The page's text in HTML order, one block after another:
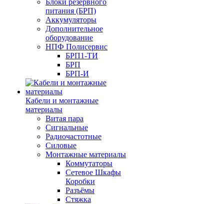
Блоки резервного
питания (БРП)
Аккумуляторы
Дополнительное
оборудование
НПФ Полисервис
БРП1-ТИ
БРП
БРП-И
Кабели и монтажные
материалы
Витая пара
Сигнальные
Радиочастотные
Силовые
Монтажные материалы
Коммутаторы
Сетевое Шкафы
Коробки
Разъёмы
Стяжка